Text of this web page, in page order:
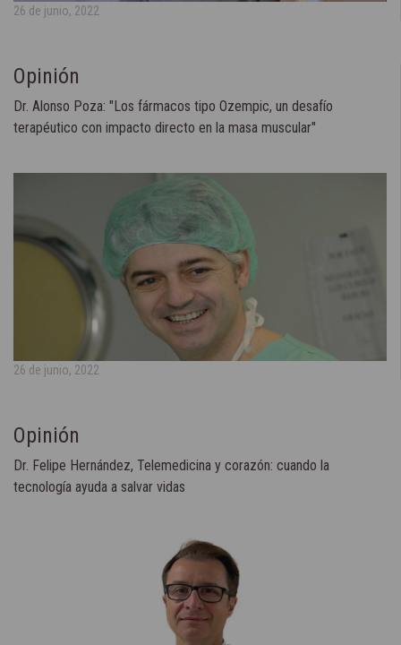
26 de junio, 2022
Opinión
Dr. Alonso Poza: "Los fármacos tipo Ozempic, un desafío
terapéutico con impacto directo en la masa muscular"
26 de junio, 2022
Opinión
Dr. Felipe Hernández, Telemedicina y corazón: cuando la
tecnología ayuda a salvar vidas